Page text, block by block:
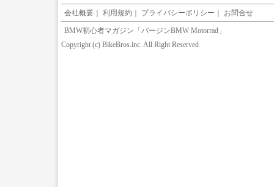
会社概要 利用規約 プライバシーポリシー お問合せ
BMW初心者マガジン「バージンBMW Motorrad」
Copyright (c) BikeBros.inc. All Right Reserved